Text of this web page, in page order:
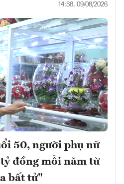
14:38, 09/08/2026
50, người phụ nữ
đồng mỗi năm từ
bất tử"